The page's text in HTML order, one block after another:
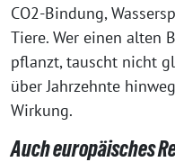
CO2-Bindung,
Tiere. Wer einen alten
pflanzt, tauscht nicht
über Jahrzehnte
Wirkung.
Auch europäisches